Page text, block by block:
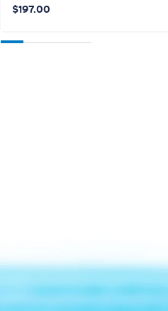
$197.00